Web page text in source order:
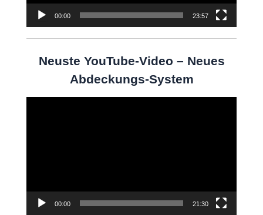
00:00 23:57
Neuste YouTube-Video – Neues
Abdeckungs-System
00:00 21:30